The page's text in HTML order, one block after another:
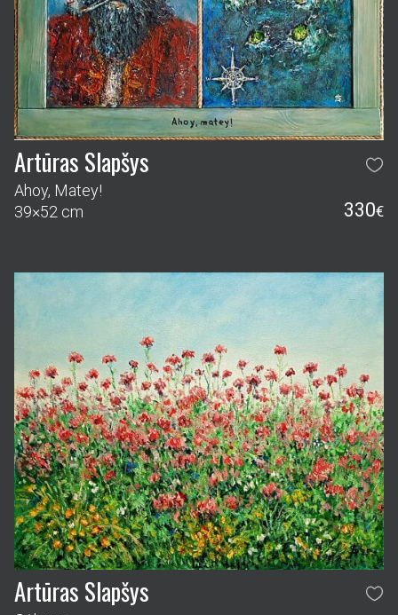
Artūras Slapšys
Ahoy, Matey!
39×52 cm
330 €
Artūras Slapšys
Gėlynas
40×50 cm
205€